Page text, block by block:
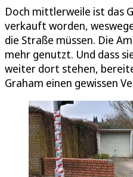
Doch mittlerweile ist das
verkauft worden,
die Straße müssen. Die
mehr genutzt. Und dass
weiter dort stehen,
Graham einen gewissen